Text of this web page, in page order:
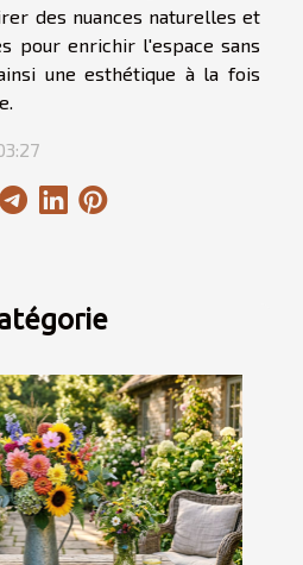
des nuances naturelles et
pour enrichir l'espace sans
une esthétique à la fois